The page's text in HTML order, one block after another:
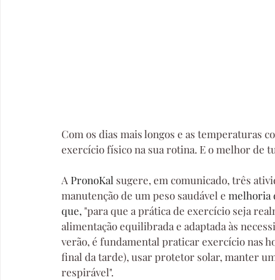
Com os dias mais longos e as temperaturas
exercício físico na sua rotina. E o melhor de
A PronoKal sugere, em comunicado, três
manutenção de um peso saudável e melhoria
que, "para que a prática de exercício seja
alimentação equilibrada e adaptada às
verão, é fundamental praticar exercício nas
final da tarde), usar protetor solar, manter
respirável".